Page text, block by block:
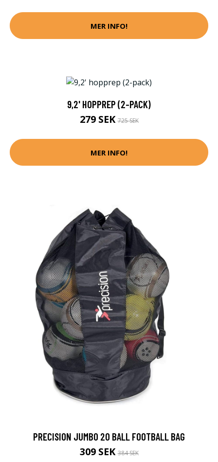
MER INFO!
9,2' HOPPREP (2-PACK)
279 SEK725 SEK
MER INFO!
PRECISION JUMBO 20 BALL FOOTBALL BAG
309 SEK384 SEK